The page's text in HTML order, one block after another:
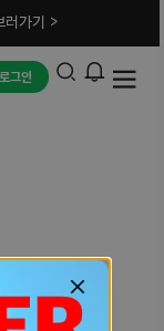
러가기 >
로그인